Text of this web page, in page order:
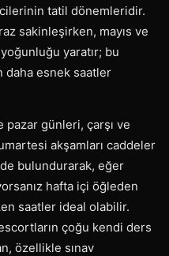
tatil dönemleridir.
sakinleşirken, mayıs ve
yaratır; bu
daha esnek saatler
pazar günleri, çarşı ve
akşamları caddeler
bulundurarak, eğer
hafta içi öğleden
saatler ideal olabilir.
çoğu kendi ders
özellikle sınav